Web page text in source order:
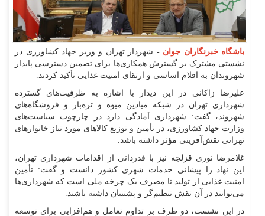
باشگاه خبرنگاران جوان - شهردار تهران و وزیر جهاد کشاورزی در
نشستی مشترک بر گسترش همکاری‌ها برای تضمین دسترسی پایدار
شهروندان به اقلام اساسی و ارتقای امنیت غذایی تأکید کردند.
علیرضا زاکانی در این دیدار با اشاره به ظرفیت‌های گسترده
شهرداری تهران در شبکه میادین میوه و تره‌بار و فروشگاه‌های
شهروند، گفت: شهرداری آمادگی دارد در چارچوب سیاست‌های
وزارت جهاد کشاورزی، در تأمین و توزیع کالا‌های مورد نیاز خانوار‌های
تهرانی نقش‌آفرینی مؤثر داشته باشد.
غلامرضا نوری قزلجه نیز با قدردانی از اقدامات شهرداری تهران،
این نهاد را پیشانی خدمات شهری کشور دانست و گفت: تأمین
امنیت غذایی از تولید تا مصرف یک چرخه ملی است که شهرداری‌ها
می‌توانند در آن نقش تنظیم‌گر و پشتیبان داشته باشند.
در این نشست، دو طرف بر تداوم تعامل و هم‌افزایی برای توسعه